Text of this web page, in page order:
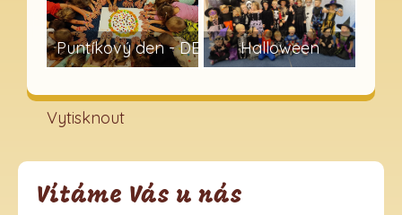
Puntíkový den - DEN na podporu lidí s
Halloween
Vytisknout
Vítáme Vás u nás